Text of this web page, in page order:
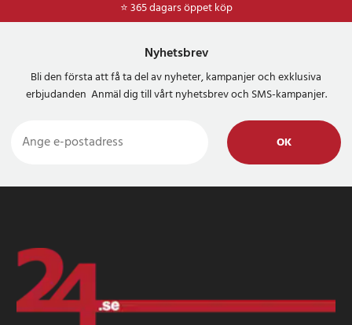
⭐ 365 dagars öppet köp
⭐Frakt 49kr *
Nyhetsbrev
Bli den första att få ta del av nyheter, kampanjer och exklusiva
erbjudanden Anmäl dig till vårt nyhetsbrev och SMS-kampanjer.
OK